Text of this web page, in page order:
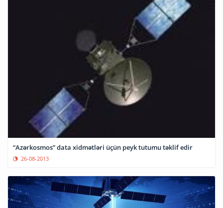
“Azərkosmos” data xidmətləri üçün peyk tutumu təklif edir
26-08-2013